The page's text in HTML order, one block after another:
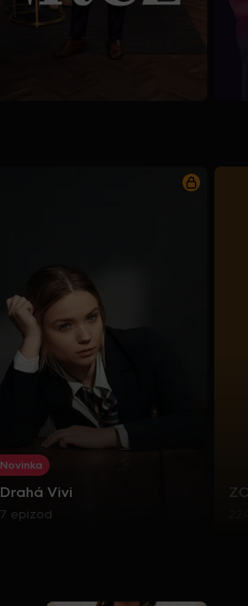
Novinka
Drahá Vivi
7 epizod